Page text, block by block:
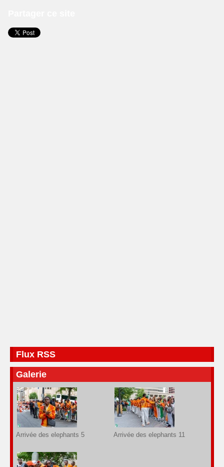
Flux RSS
Galerie
Arrivée des elephants 5 Arrivée des elephants 11